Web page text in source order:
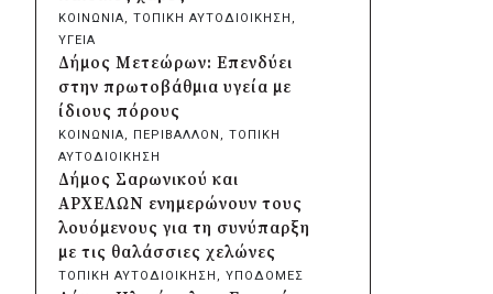
Δήμος Ηλιούπολης: Εργασίες
αναβάθμισης στα αθλητικά
κέντρα ενόψει της νέας χρονιάς
πριν από μία μέρα
Περιφέρεια Κεντρικής
Μακεδονίας: Λύση για τη
μεταφορά 16.500 μαθητών
πριν από μία μέρα
Περιφέρεια Στερεάς Ελλάδας:
Ενίσχυση του ΕΣΥ με 34 νέα
ασθενοφόρα από πόρους του
ΕΣΠΑ
ΚΟΙΝΩΝΙΑ, ΤΟΠΙΚΗ ΑΥΤΟΔΙΟΙΚΗΣΗ
ΥΓΕΙΑ
Δήμος Μετεώρων: Επενδύει
στην πρωτοβάθμια υγεία με
ίδιους πόρους
ΚΟΙΝΩΝΙΑ, ΠΕΡΙΒΑΛΛΟΝ , ΤΟΠΙΚΗ
ΑΥΤΟΔΙΟΙΚΗΣΗ
Δήμος Σαρωνικού και
ΑΡΧΕΛΩΝ ενημερώνουν τους
λουόμενους για τη συνύπαρξη
με τις θαλάσσιες χελώνες
ΤΟΠΙΚΗ ΑΥΤΟΔΙΟΙΚΗΣΗ , ΥΠΟΔΟΜΕΣ